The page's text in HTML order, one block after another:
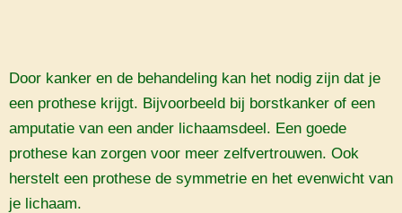
Door kanker en de behandeling kan het nodig zijn dat je
een prothese krijgt. Bijvoorbeeld bij borstkanker of een
amputatie van een ander lichaamsdeel. Een goede
prothese kan zorgen voor meer zelfvertrouwen. Ook
herstelt een prothese de symmetrie en het evenwicht van
je lichaam.